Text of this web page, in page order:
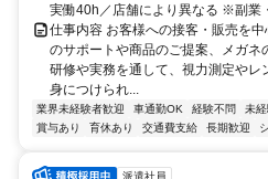
実働40h／店舗により異なる ※副業
仕事内容 お客様への接客・販売を
のサポートや商品のご提案、メガネ
研修や実務を通して、視力測定やレ
身につけられ...
業界未経験者歓迎 車通勤OK 経験不問 未
賞与あり
育休あり 交通費支給 長期歓迎
派遣社員